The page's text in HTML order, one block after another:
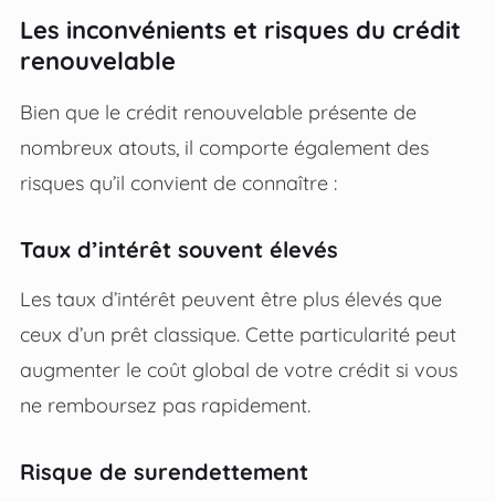
Les inconvénients et risques du crédit
renouvelable
Bien que le crédit renouvelable présente de
nombreux atouts, il comporte également des
risques qu’il convient de connaître :
Taux d’intérêt souvent élevés
Les taux d’intérêt peuvent être plus élevés que
ceux d’un prêt classique. Cette particularité peut
augmenter le coût global de votre crédit si vous
ne remboursez pas rapidement.
Risque de surendettement